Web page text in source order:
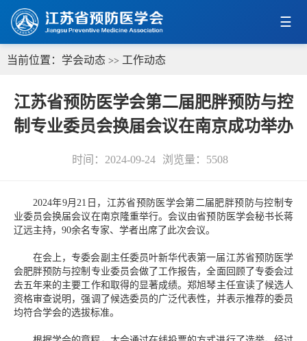
当前位置： 学会动态 >> 工作动态
江苏省预防医学会第二届肥胖预防与控
制专业委员会换届会议在南京成功举办
时间：2024-09-24 浏览量： 5508
2024年9月21日，江苏省预防医学会第二届肥胖预防与控制专
业委员会换届会议在南京隆重举行。会议由省预防医学会秘书长蒋
辽远主持，90余名专家、学者出席了此次会议。
在会上，专委会副主任委员叶新华代表第一届江苏省预防医学
会肥胖预防与控制专业委员会做了工作报告，全面回顾了专委会过
去五年来的主要工作和取得的显著成绩。郑旭琴主任宣读了候选人
资格审查说明，强调了候选委员的广泛代表性，并表示推荐的委员
均符合学会的选拔标准。